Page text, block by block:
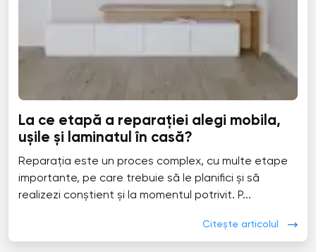
La ce etapă a reparației alegi mobila,
ușile și laminatul în casă?
Reparația este un proces complex, cu multe etape
importante, pe care trebuie să le planifici și să
realizezi conștient și la momentul potrivit. P...
Citește articolul